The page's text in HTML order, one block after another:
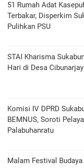
51 Rumah Adat
Terbakar, Disperkim
Pulihkan PSU
STAI Kharisma
Hari di Desa
Komisi IV DPRD
BEMNUS, Soroti
Palabuhanratu
Malam Festival